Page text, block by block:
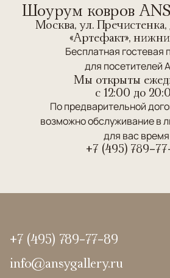
Шоурум ковров
Москва, ул. Пречистенка,
«Артефакт»,
Бесплатная гостевая
для посетителей
Мы открыты
c 12:00 до
По предварительной
возможно обслуживание в
для вас время
+7 (495) 789-
+7 (495) 789-77-89
info@ansygallery.ru